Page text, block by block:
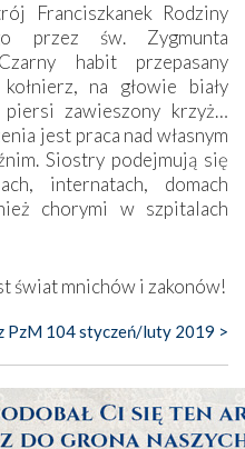
Franciszkanek Rodziny
przez św. Zygmunta
habit przepasany
na głowie biały
zawieszony krzyż…
jest praca nad własnym
Siostry podejmują się
internatach, domach
chorymi w szpitalach
świat mnichów i zakonów!
PzM 104 styczeń/luty 2019 >